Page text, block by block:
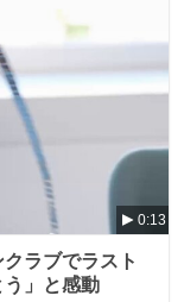
0:13
ラブでラスト
」と感動